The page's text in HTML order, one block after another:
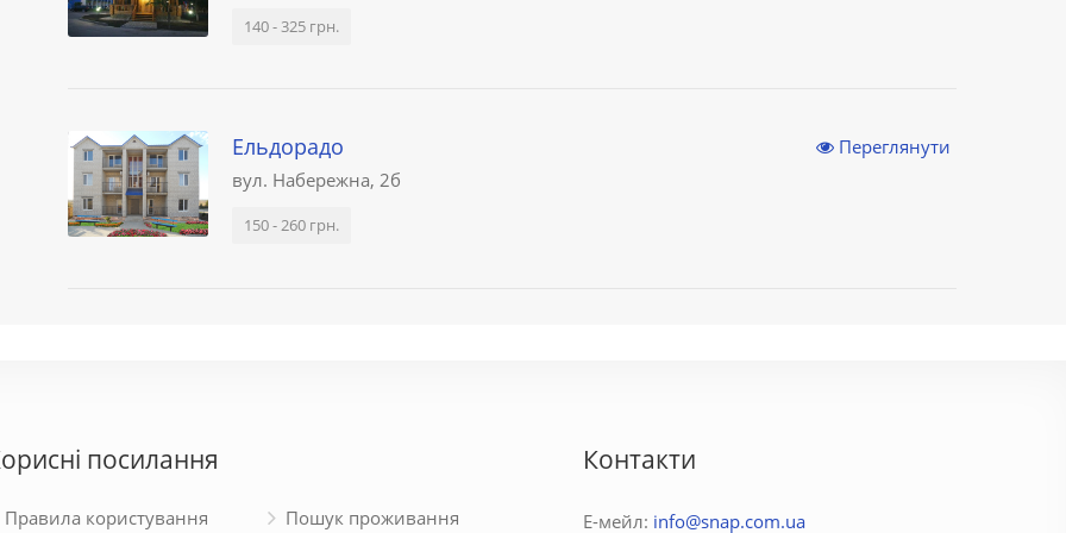
140 - 325 грн.
Ельдорадо
вул. Набережна, 2б
150 - 260 грн.
Переглянути
посилання
Правила користування
Пошук проживання
Контакти
Е-мейл: info@snap.com.ua